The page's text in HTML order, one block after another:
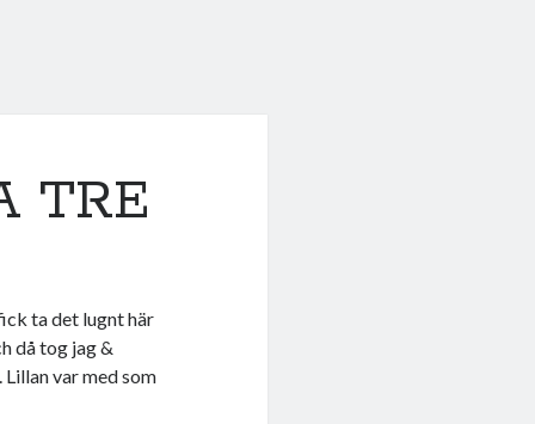
TRE
ta det lugnt här
då tog jag &
var med som